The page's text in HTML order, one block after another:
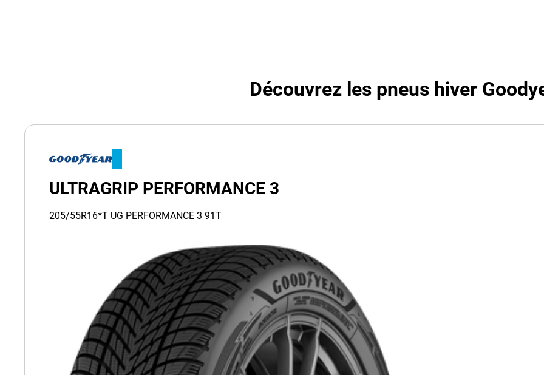
Découvrez les pneus hiver
ULTRAGRIP PERFORMANCE 3
205/55R16*T UG PERFORMANCE 3 91T